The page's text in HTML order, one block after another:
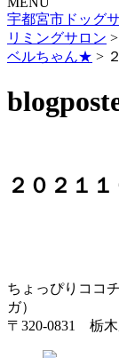
宇都宮市ドッグ
リミングサロン >
ベルちゃん★ >
blog
２０２１
ちょっぴりココ
ガ）
〒320-0831 栃